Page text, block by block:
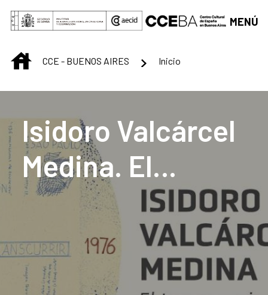
Saltar al contenido principal
MENÚ
INICIOCCE - BUENOS AIRES Inicio
Isidoro Valcárcel
Medina. El
transcurrir